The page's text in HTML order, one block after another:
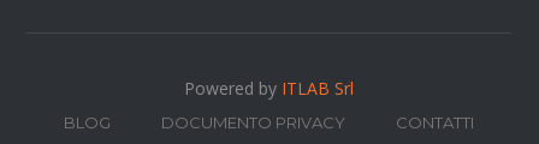
Powered by ITLAB Srl
BLOG DOCUMENTO PRIVACY CONTATTI